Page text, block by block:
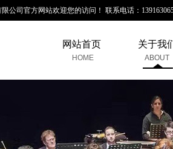
公司官方网站欢迎您的访问！ 联系电话：
ABOUT
HOME
网站首页 关于我